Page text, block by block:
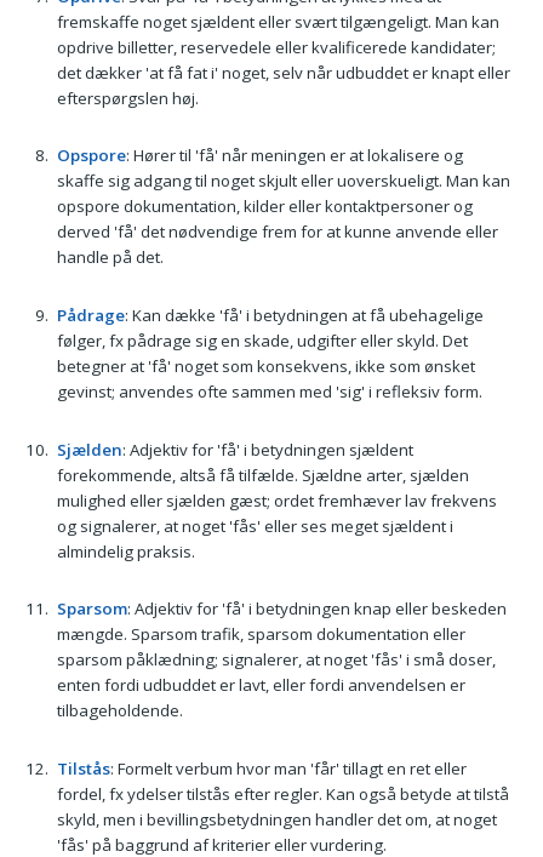
fremskaffe noget sjældent eller svært tilgængeligt. Man kan
opdrive billetter, reservedele eller kvalificerede kandidater;
det dækker 'at få fat i' noget, selv når udbuddet er knapt eller
efterspørgslen høj.
Opspore: Hører til 'få' når meningen er at lokalisere og
skaffe sig adgang til noget skjult eller uoverskueligt. Man kan
opspore dokumentation, kilder eller kontaktpersoner og
derved 'få' det nødvendige frem for at kunne anvende eller
handle på det.
Pådrage: Kan dække 'få' i betydningen at få ubehagelige
følger, fx pådrage sig en skade, udgifter eller skyld. Det
betegner at 'få' noget som konsekvens, ikke som ønsket
gevinst; anvendes ofte sammen med 'sig' i refleksiv form.
Sjælden: Adjektiv for 'få' i betydningen sjældent
forekommende, altså få tilfælde. Sjældne arter, sjælden
mulighed eller sjælden gæst; ordet fremhæver lav frekvens
og signalerer, at noget 'fås' eller ses meget sjældent i
almindelig praksis.
Sparsom: Adjektiv for 'få' i betydningen knap eller beskeden
mængde. Sparsom trafik, sparsom dokumentation eller
sparsom påklædning; signalerer, at noget 'fås' i små doser,
enten fordi udbuddet er lavt, eller fordi anvendelsen er
tilbageholdende.
Tilstås: Formelt verbum hvor man 'får' tillagt en ret eller
fordel, fx ydelser tilstås efter regler. Kan også betyde at tilstå
skyld, men i bevillingsbetydningen handler det om, at noget
'fås' på baggrund af kriterier eller vurdering.